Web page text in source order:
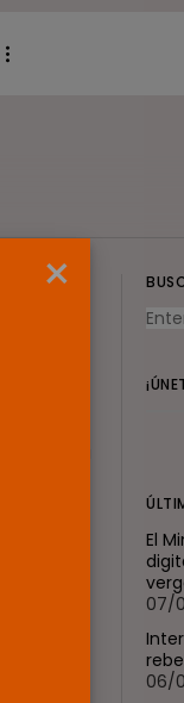
El
07/
06/
×